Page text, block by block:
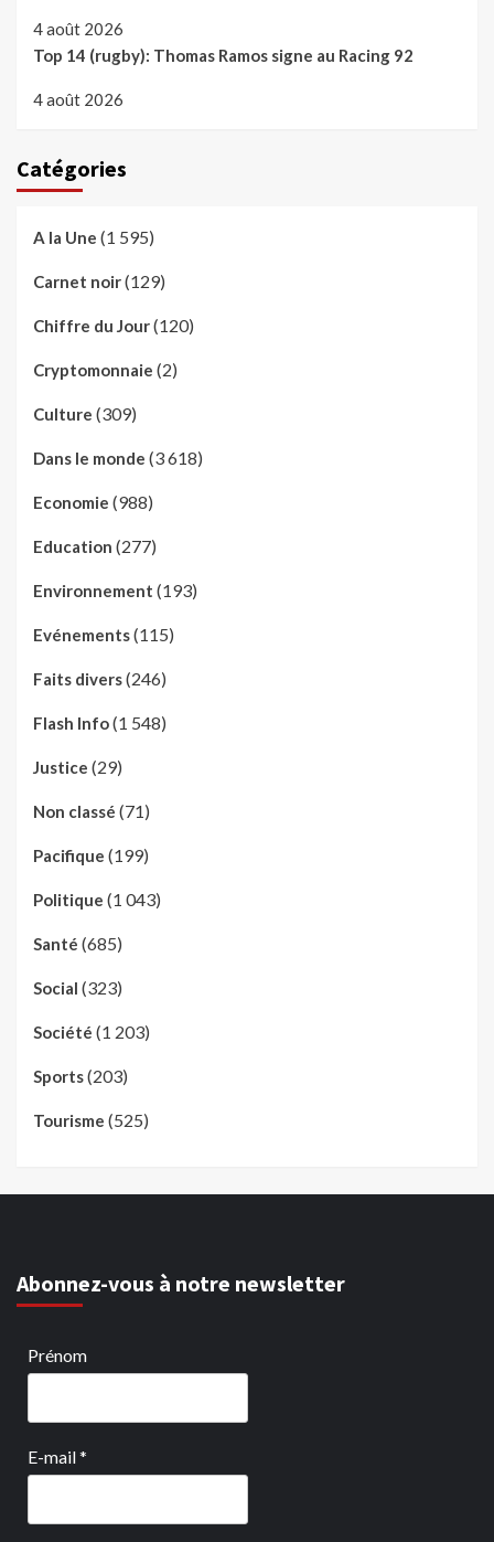
4 août 2026
Top 14 (rugby): Thomas Ramos signe au Racing 92
4 août 2026
Catégories
A la Une (1 595)
Carnet noir(129)
Chiffre du Jour(120)
Cryptomonnaie (2)
Culture (309)
Dans le monde (3 618)
Economie (988)
Education (277)
Environnement (193)
Evénements(115)
Faits divers(246)
Flash Info(1 548)
Justice (29)
Non classé (71)
Pacifique (199)
Politique (1 043)
Santé (685)
Social (323)
Société (1 203)
Sports(203)
Tourisme (525)
Abonnez-vous à notre newsletter
Prénom
E-mail*